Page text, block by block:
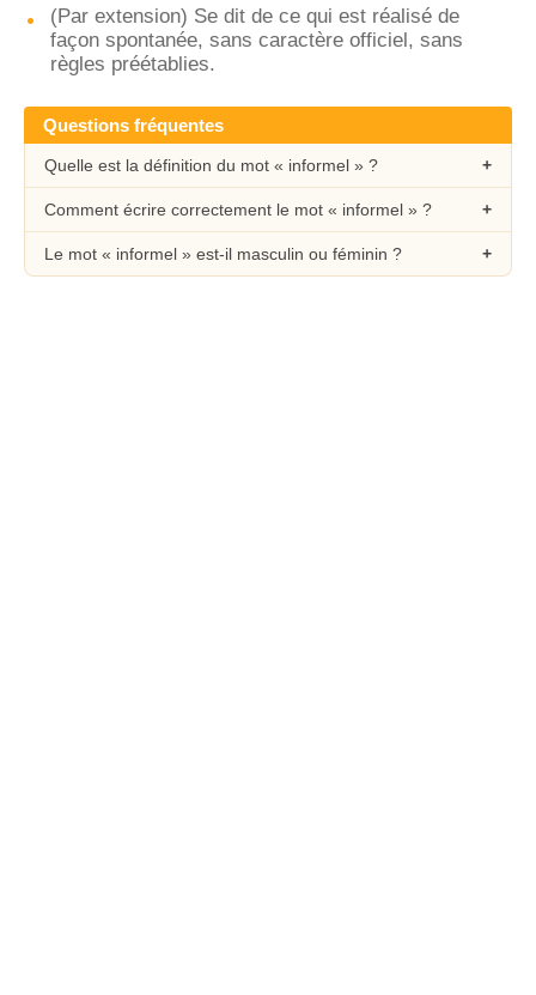
(Par extension) Se dit de ce qui est réalisé de
façon spontanée, sans caractère officiel, sans
règles préétablies.
Questions fréquentes
Quelle est la définition du mot « informel » ?
Comment écrire correctement le mot « informel » ?
Le mot « informel » est-il masculin ou féminin ?